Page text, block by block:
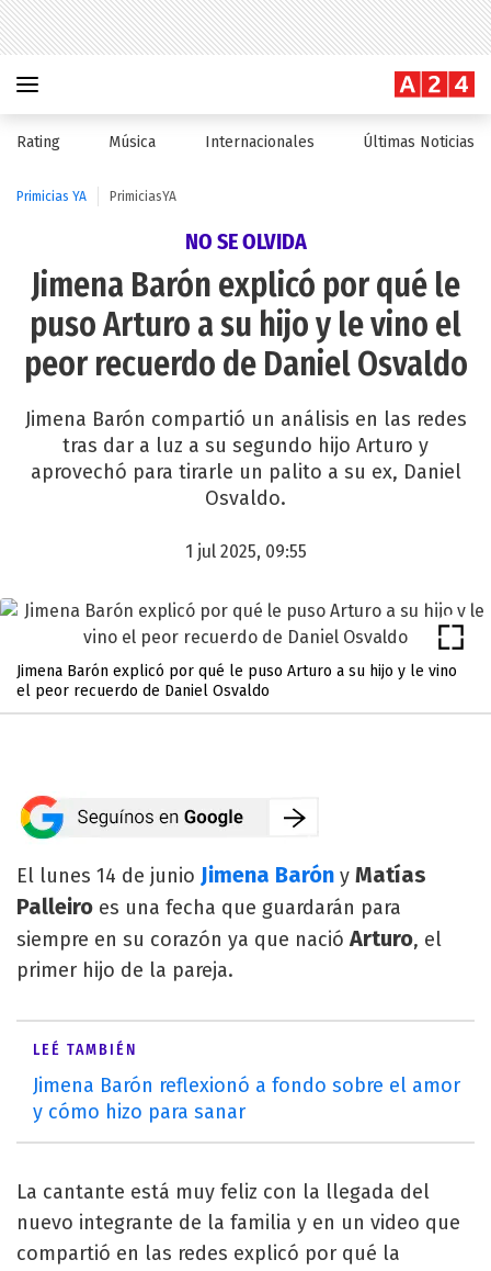
Rating Música Internacionales Últimas Noticias
Primicias YA PrimiciasYA
NO SE OLVIDA
Jimena Barón explicó por qué le
puso Arturo a su hijo y le vino el
peor recuerdo de Daniel Osvaldo
Jimena Barón compartió un análisis en las redes
tras dar a luz a su segundo hijo Arturo y
aprovechó para tirarle un palito a su ex, Daniel
Osvaldo.
1 jul 2025, 09:55
Jimena Barón explicó por qué le puso Arturo a su hijo y le vino
el peor recuerdo de Daniel Osvaldo
El lunes 14 de junio Jimena Barón y Matías
Palleiro es una fecha que guardarán para
siempre en su corazón ya que nacióArturo, el
primer hijo de la pareja.
LEÉ TAMBIÉN
Jimena Barón reflexionó a fondo sobre el amor
y cómo hizo para sanar
La cantante está muy feliz con la llegada del
nuevo integrante de la familia y en un video que
compartió en las redes explicó por qué la